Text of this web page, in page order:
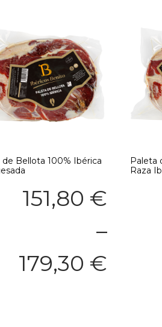
de Bellota 100% Ibérica
151,80 €
–
179,30 €
Paleta
Raza